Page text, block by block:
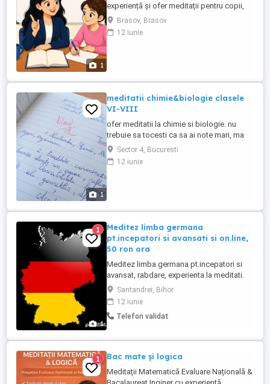
1
experiență și ofer meditații pentru copii,
de la grupa pregătitoare până la clasa a
VII-a. Lecțiile sunt adaptate fiecărui copil
și se desfășoară la domiciliul elevului, într-
Brasov, Brasov
12 iunie
1
meditatii chimie&biologie clasele
VI-VIII
ofer meditatii la chimie si biologie. nu
trebuie sa tocesti ca sa ai note mari, ma
poti contacta oricând. începe cu un mesaj
pe aplicație cursurile se tin online, iar
preturile variază in funcție de clasa si
Sector 4, Bucuresti
12 iunie
1
1
Meditez limba germana
pt.incepatori si avansati si on.line,
50 ron ora
Meditez limba germana pt.incepatori si
avansat, rabdare, experienta la meditati.
Meditez si on.line prin facebook, skypee .
orbesc si in limba maghiara. 50 ron ora,
com. Santandrei (jud.Bihor) tel:
Santandrei, Bihor
12 iunie
Telefon validat
1 Bac mate și logica
Meditații Matematică Evaluare Națională &